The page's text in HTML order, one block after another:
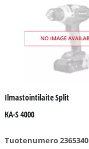
Ilmastointilaite Split
KA-S 4000
Tuotenumero 2365340